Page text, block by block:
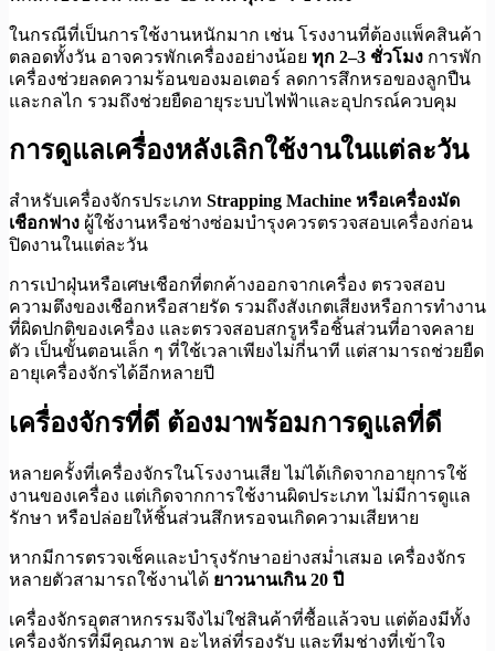
ในกรณีที่เป็นการใช้งานหนักมาก เช่น โรงงานที่ต้องแพ็คสินค้า
ตลอดทั้งวัน อาจควรพักเครื่องอย่างน้อย ทุก 2–3 ชั่วโมง การพัก
เครื่องช่วยลดความร้อนของมอเตอร์ ลดการสึกหรอของลูกปืน
และกลไก รวมถึงช่วยยืดอายุระบบไฟฟ้าและอุปกรณ์ควบคุม
การดูแลเครื่องหลังเลิกใช้งานในแต่ละวัน
สำหรับเครื่องจักรประเภท Strapping Machine หรือเครื่องมัด
เชือกฟาง ผู้ใช้งานหรือช่างซ่อมบำรุงควรตรวจสอบเครื่องก่อน
ปิดงานในแต่ละวัน
การเป่าฝุ่นหรือเศษเชือกที่ตกค้างออกจากเครื่อง ตรวจสอบ
ความตึงของเชือกหรือสายรัด รวมถึงสังเกตเสียงหรือการทำงาน
ที่ผิดปกติของเครื่อง และตรวจสอบสกรูหรือชิ้นส่วนที่อาจคลาย
ตัว เป็นขั้นตอนเล็ก ๆ ที่ใช้เวลาเพียงไม่กี่นาที แต่สามารถช่วยยืด
อายุเครื่องจักรได้อีกหลายปี
เครื่องจักรที่ดี ต้องมาพร้อมการดูแลที่ดี
หลายครั้งที่เครื่องจักรในโรงงานเสีย ไม่ได้เกิดจากอายุการใช้
งานของเครื่อง แต่เกิดจากการใช้งานผิดประเภท ไม่มีการดูแล
รักษา หรือปล่อยให้ชิ้นส่วนสึกหรอจนเกิดความเสียหาย
หากมีการตรวจเช็คและบำรุงรักษาอย่างสม่ำเสมอ เครื่องจักร
หลายตัวสามารถใช้งานได้ ยาวนานเกิน 20 ปี
เครื่องจักรอุตสาหกรรมจึงไม่ใช่สินค้าที่ซื้อแล้วจบ แต่ต้องมีทั้ง
เครื่องจักรที่มีคุณภาพ อะไหล่ที่รองรับ และทีมช่างที่เข้าใจ